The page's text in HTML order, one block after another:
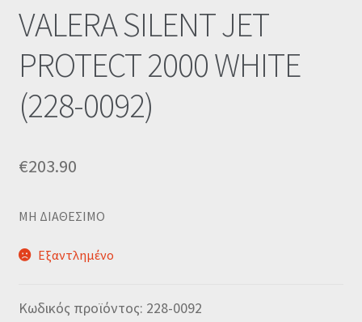
VALERA SILENT JET
PROTECT 2000 WHITE
(228-0092)
€203.90
MΗ ΔΙΑΘΕΣΙΜΟ
Εξαντλημένο
Κωδικός προϊόντος: 228-0092